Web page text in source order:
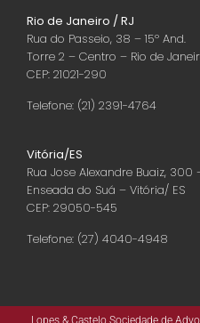
Rio de Janeiro / RJ
Rua do Passeio, 38 – 15º And.
Torre 2 – Centro – Rio de
CEP: 21021-290
Telefone: (21) 2391-4764
Vitória/ES
Rua Jose Alexandre Buaiz, 300
Enseada do Suá – Vitória/ ES
CEP: 29050-545
Telefone: (27) 4040-4948
Lopes & Castelo Sociedade de